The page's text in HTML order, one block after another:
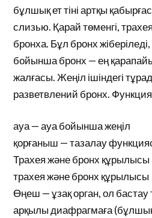
бұлшық ет тіні артқы
слизью. Қарай төменгі, трахея
бронха. Бұл бронх
бойынша бронх — ең
жалғасы. Жеңіл ішіндегі
разветвлений бронх.
ауа — ауа бойынша жеңіл
қорғаныш — тазалау
Трахея және бронх құрылысы
трахея және бронх құрылысы
Өңеш — ұзақ орган, ол бастау
арқылы диафрагмаға